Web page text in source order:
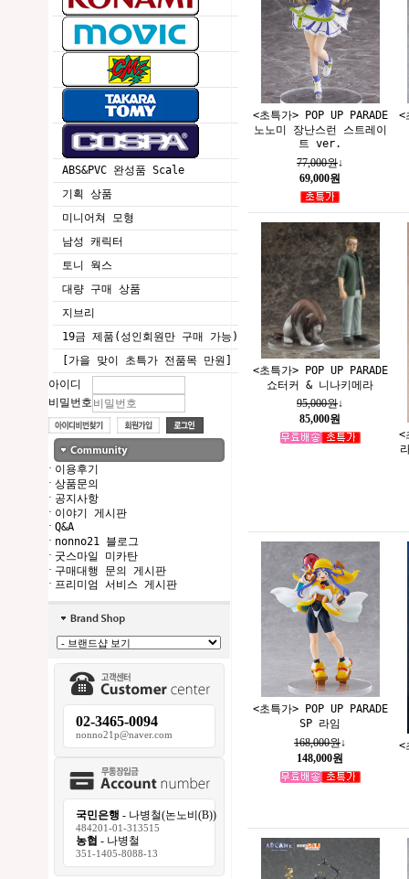
ABS&PVC 완성품 Scale
기획 상품
미니어쳐 모형
남성 캐릭터
토니 웍스
대량 구매 상품
지브리
19금 제품(성인회원만 구매 가능)
[가을 맞이 초특가 전품목 만원]
아이디
비밀번호
· 이용후기
· 상품문의
· 공지사항
· 이야기 게시판
· Q&A
· nonno21 블로그
· 굿스마일 미카탄
· 구매대행 문의 게시판
· 프리미엄 서비스 게시판
02-3465-0094
nonno21p@naver.com
국민은행 - 나병철(논노비(B))
484201-01-313515
농협 - 나병철
351-1405-8088-13
<초특가> POP UP PARADE
노노미 장난스런 스트레이
트 ver.
77,000원↓
69,000원
<
<초특가> POP UP PARADE
쇼터커 & 니나키메라
95,000원↓
85,000원
<
<초특가> POP UP PARADE
SP 라임
168,000원↓
148,000원
<